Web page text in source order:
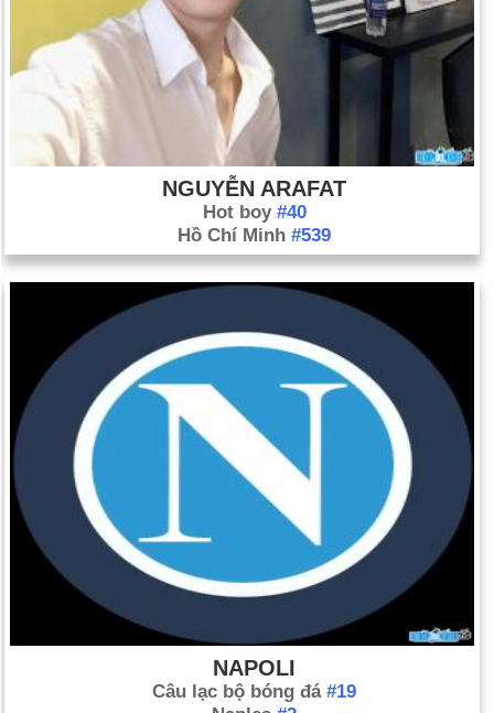
NGUYỄN ARAFAT
Hot boy #40
Hồ Chí Minh #539
NAPOLI
Câu lạc bộ bóng đá #19